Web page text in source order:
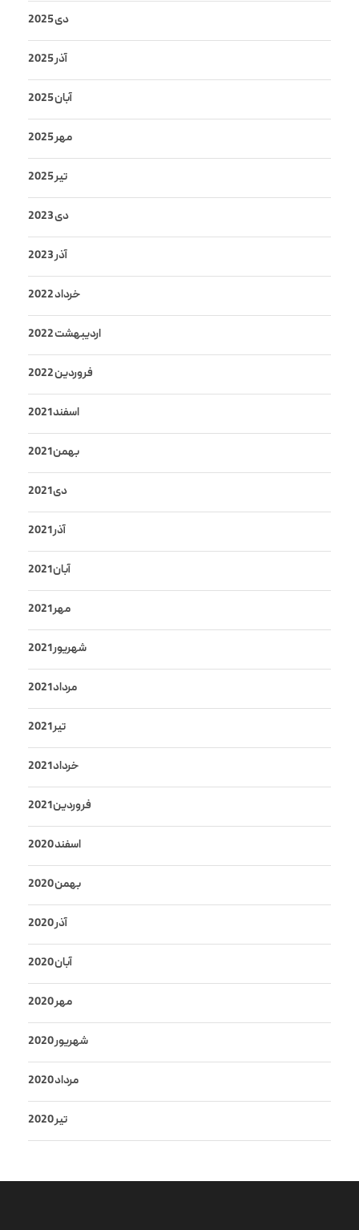
دی 2025
آذر 2025
آبان 2025
مهر 2025
تیر 2025
دی 2023
آذر 2023
خرداد 2022
اردیبهشت 2022
فروردین 2022
اسفند 2021
بهمن 2021
دی 2021
آذر 2021
آبان 2021
مهر 2021
شهریور 2021
مرداد 2021
تیر 2021
خرداد 2021
فروردین 2021
اسفند 2020
بهمن 2020
آذر 2020
آبان 2020
مهر 2020
شهریور 2020
مرداد 2020
تیر 2020